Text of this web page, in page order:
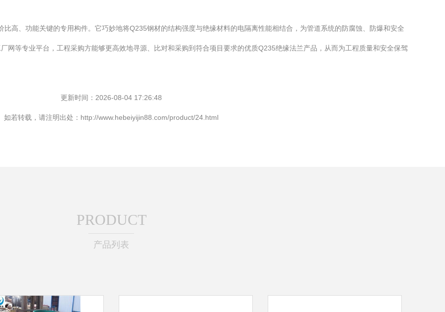
高、功能关键的专用构件。它巧妙地将Q235钢材的结构强度与绝缘材料的电隔离性能相结合，为管道系统的防腐蚀、防爆和安全
网等专业平台，工程采购方能够更高效地寻源、比对和采购到符合项目要求的优质Q235绝缘法兰产品，从而为工程质量和安全保驾
更新时间：2026-08-04 17:26:48
如若转载，请注明出处：http://www.hebeiyijin88.com/product/24.html
PRODUCT
产品列表